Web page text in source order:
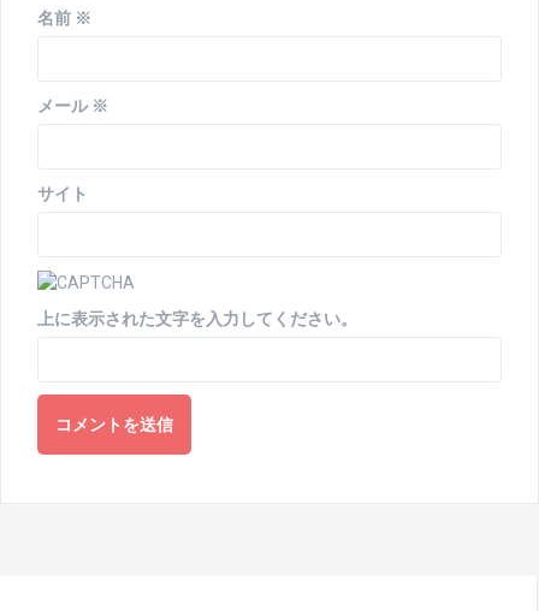
名前 ※
メール ※
サイト
上に表示された文字を入力してください。